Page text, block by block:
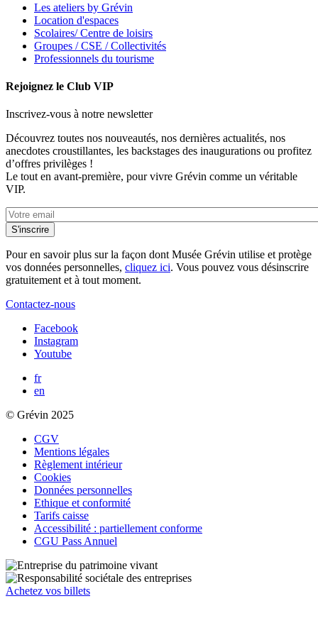
Les ateliers by Grévin
Location d'espaces
Scolaires/ Centre de loisirs
Groupes / CSE / Collectivités
Professionnels du tourisme
Rejoignez le Club VIP
Inscrivez-vous à notre newsletter
Découvrez toutes nos nouveautés, nos dernières actualités, nos
anecdotes croustillantes, les backstages des inaugurations ou profitez
d’offres privilèges !
Le tout en avant-première, pour vivre Grévin comme un véritable
VIP.
Pour en savoir plus sur la façon dont Musée Grévin utilise et protège
vos données personnelles, cliquez ici. Vous pouvez vous désinscrire
gratuitement et à tout moment.
Contactez-nous
Facebook
Instagram
Youtube
fr
en
© Grévin 2025
CGV
Mentions légales
Règlement intérieur
Cookies
Données personnelles
Ethique et conformité
Tarifs caisse
Accessibilité : partiellement conforme
CGU Pass Annuel
Achetez vos billets